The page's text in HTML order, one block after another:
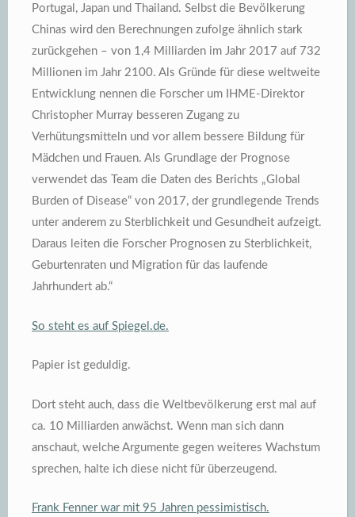
Portugal, Japan und Thailand. Selbst die Bevölkerung
Chinas wird den Berechnungen zufolge ähnlich stark
zurückgehen – von 1,4 Milliarden im Jahr 2017 auf 732
Millionen im Jahr 2100. Als Gründe für diese weltweite
Entwicklung nennen die Forscher um IHME-Direktor
Christopher Murray besseren Zugang zu
Verhütungsmitteln und vor allem bessere Bildung für
Mädchen und Frauen. Als Grundlage der Prognose
verwendet das Team die Daten des Berichts „Global
Burden of Disease“ von 2017, der grundlegende Trends
unter anderem zu Sterblichkeit und Gesundheit aufzeigt.
Daraus leiten die Forscher Prognosen zu Sterblichkeit,
Geburtenraten und Migration für das laufende
Jahrhundert ab.“
So steht es auf Spiegel.de.
Papier ist geduldig.
Dort steht auch, dass die Weltbevölkerung erst mal auf
ca. 10 Milliarden anwächst. Wenn man sich dann
anschaut, welche Argumente gegen weiteres Wachstum
sprechen, halte ich diese nicht für überzeugend.
Frank Fenner war mit 95 Jahren pessimistisch.